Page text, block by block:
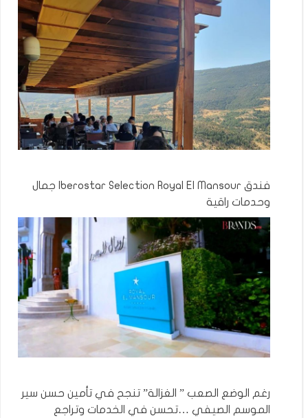
فندق Iberostar Selection Royal El Mansour جمال
وحدمات راقية
رغم الوضع الصعب ” الغزالة” تنجح في تأمين حسن سير
الموسم الصيفي …تحسن في الخدمات وتراجع